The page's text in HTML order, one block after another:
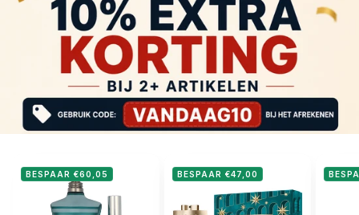
BESPAAR €60,05 BESPAAR €47,00